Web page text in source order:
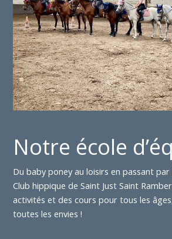
Notre école
Du baby poney au loisirs en passant
Club hippique de Saint Just Saint
activités et des cours pour tous les
toutes les envies !